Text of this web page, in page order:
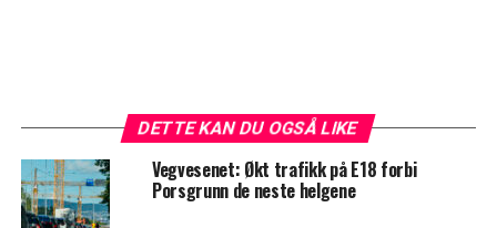
DETTE KAN DU OGSÅ LIKE
Vegvesenet: Økt trafikk på E18 forbi
Porsgrunn de neste helgene